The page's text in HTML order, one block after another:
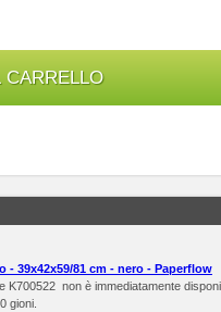
- 39x42x59/81 cm - nero - Paperflow
K700522 non è immediatamente
gioni.